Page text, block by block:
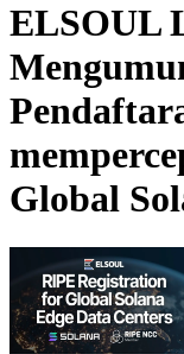
ELSOUL
Global